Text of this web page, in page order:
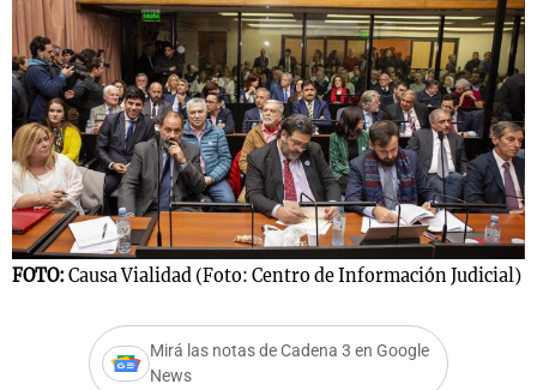
FOTO: Causa Vialidad (Foto: Centro de Información Judicial)
Mirá las notas de Cadena 3 en Google
News
Mundial 2026
La Sole en
Cadena 3